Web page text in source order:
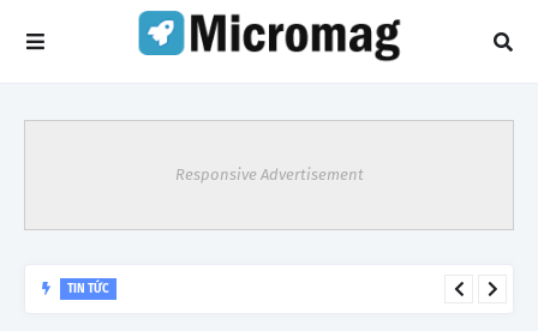
Responsive Advertisement
TIN TỨC